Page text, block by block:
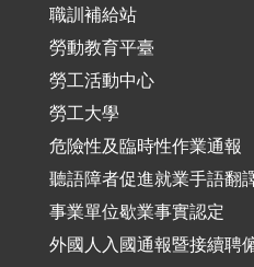
職訓補給站
勞動教育平臺
勞工活動中心
勞工大學
危險性及臨時性作業通報
聽語障者促進就業手語翻
事業單位歇業事實認定
外國人入國通報暨接續聘